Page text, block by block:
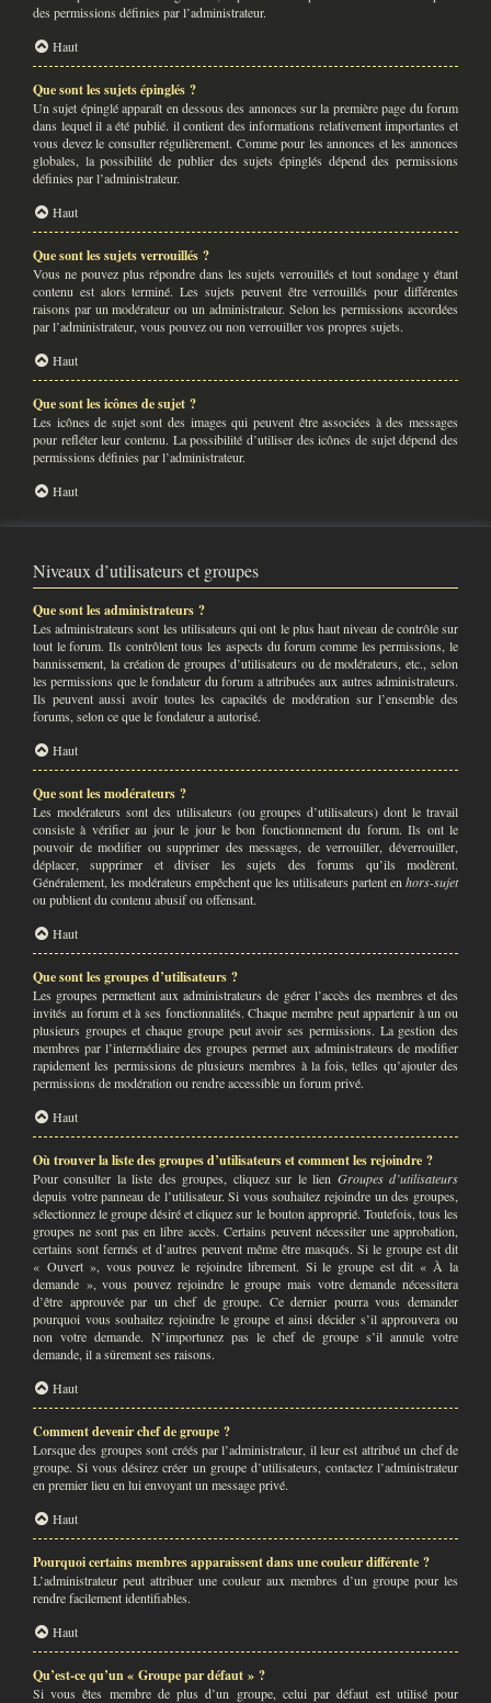
des permissions définies par l’administrateur.
Haut
Que sont les sujets épinglés ?
Un sujet épinglé apparaît en dessous des annonces sur la première page du forum
dans lequel il a été publié. il contient des informations relativement importantes et
vous devez le consulter régulièrement. Comme pour les annonces et les annonces
globales, la possibilité de publier des sujets épinglés dépend des permissions
définies par l’administrateur.
Haut
Que sont les sujets verrouillés ?
Vous ne pouvez plus répondre dans les sujets verrouillés et tout sondage y étant
contenu est alors terminé. Les sujets peuvent être verrouillés pour différentes
raisons par un modérateur ou un administrateur. Selon les permissions accordées
par l’administrateur, vous pouvez ou non verrouiller vos propres sujets.
Haut
Que sont les icônes de sujet ?
Les icônes de sujet sont des images qui peuvent être associées à des messages
pour refléter leur contenu. La possibilité d’utiliser des icônes de sujet dépend des
permissions définies par l’administrateur.
Haut
Niveaux d’utilisateurs et groupes
Que sont les administrateurs ?
Les administrateurs sont les utilisateurs qui ont le plus haut niveau de contrôle sur
tout le forum. Ils contrôlent tous les aspects du forum comme les permissions, le
bannissement, la création de groupes d’utilisateurs ou de modérateurs, etc., selon
les permissions que le fondateur du forum a attribuées aux autres administrateurs.
Ils peuvent aussi avoir toutes les capacités de modération sur l’ensemble des
forums, selon ce que le fondateur a autorisé.
Haut
Que sont les modérateurs ?
Les modérateurs sont des utilisateurs (ou groupes d’utilisateurs) dont le travail
consiste à vérifier au jour le jour le bon fonctionnement du forum. Ils ont le
pouvoir de modifier ou supprimer des messages, de verrouiller, déverrouiller,
déplacer, supprimer et diviser les sujets des forums qu’ils modèrent.
Généralement, les modérateurs empêchent que les utilisateurs partent en hors-sujet
ou publient du contenu abusif ou offensant.
Haut
Que sont les groupes d’utilisateurs ?
Les groupes permettent aux administrateurs de gérer l’accès des membres et des
invités au forum et à ses fonctionnalités. Chaque membre peut appartenir à un ou
plusieurs groupes et chaque groupe peut avoir ses permissions. La gestion des
membres par l’intermédiaire des groupes permet aux administrateurs de modifier
rapidement les permissions de plusieurs membres à la fois, telles qu’ajouter des
permissions de modération ou rendre accessible un forum privé.
Haut
Où trouver la liste des groupes d’utilisateurs et comment les rejoindre ?
Pour consulter la liste des groupes, cliquez sur le lien Groupes d’utilisateurs
depuis votre panneau de l’utilisateur. Si vous souhaitez rejoindre un des groupes,
sélectionnez le groupe désiré et cliquez sur le bouton approprié. Toutefois, tous les
groupes ne sont pas en libre accès. Certains peuvent nécessiter une approbation,
certains sont fermés et d’autres peuvent même être masqués. Si le groupe est dit
« Ouvert », vous pouvez le rejoindre librement. Si le groupe est dit « À la
demande », vous pouvez rejoindre le groupe mais votre demande nécessitera
d’être approuvée par un chef de groupe. Ce dernier pourra vous demander
pourquoi vous souhaitez rejoindre le groupe et ainsi décider s’il approuvera ou
non votre demande. N’importunez pas le chef de groupe s’il annule votre
demande, il a sûrement ses raisons.
Haut
Comment devenir chef de groupe ?
Lorsque des groupes sont créés par l’administrateur, il leur est attribué un chef de
groupe. Si vous désirez créer un groupe d’utilisateurs, contactez l’administrateur
en premier lieu en lui envoyant un message privé.
Haut
Pourquoi certains membres apparaissent dans une couleur différente ?
L’administrateur peut attribuer une couleur aux membres d’un groupe pour les
rendre facilement identifiables.
Haut
Qu’est-ce qu’un « Groupe par défaut » ?
Si vous êtes membre de plus d’un groupe, celui par défaut est utilisé pour